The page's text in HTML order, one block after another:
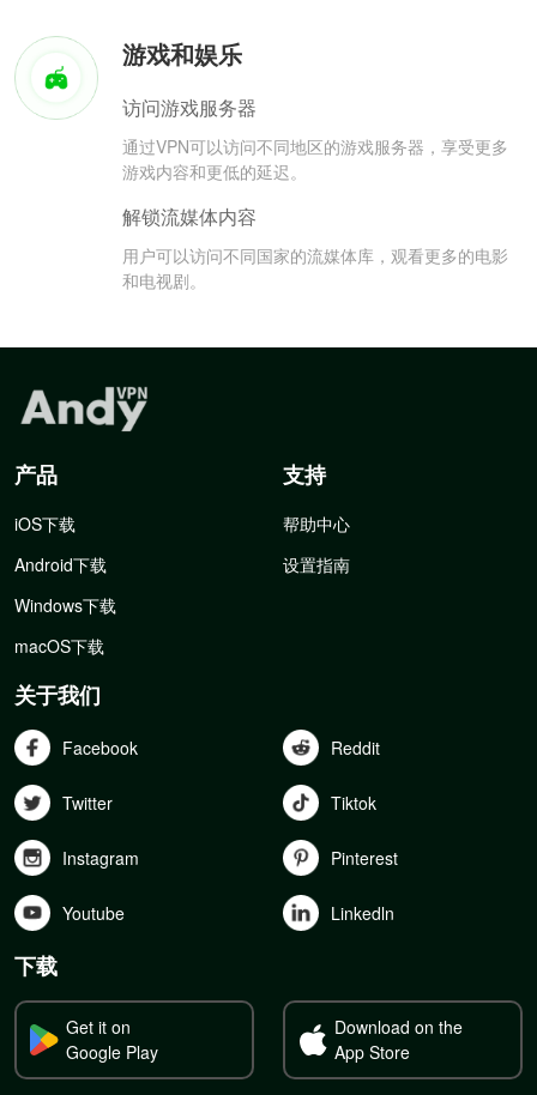
游戏和娱乐
访问游戏服务器
通过VPN可以访问不同地区的游戏服务器，享受更多
游戏内容和更低的延迟。
解锁流媒体内容
用户可以访问不同国家的流媒体库，观看更多的电影
和电视剧。
产品
iOS下载
Android下载
Windows下载
macOS下载
支持
帮助中心
设置指南
关于我们
Facebook Reddit
Twitter Tiktok
Instagram Pinterest
Youtube Linkedln
下载
Get it on
Google Play
Download on the
App Store